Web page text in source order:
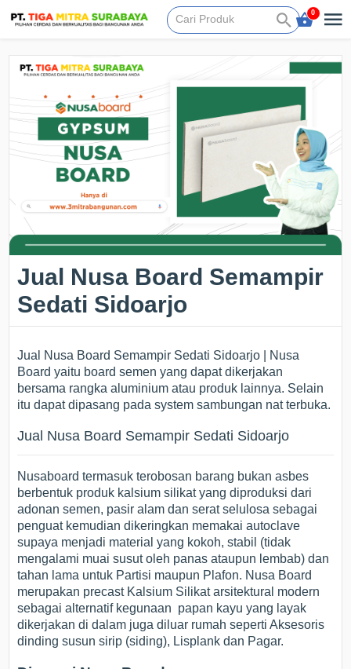
0
Jual Nusa Board Semampir
Sedati Sidoarjo
Jual Nusa Board Semampir Sedati Sidoarjo | Nusa
Board yaitu board semen yang dapat dikerjakan
bersama rangka aluminium atau produk lainnya. Selain
itu dapat dipasang pada system sambungan nat terbuka.
Jual Nusa Board Semampir Sedati Sidoarjo
Nusaboard termasuk terobosan barang bukan asbes
berbentuk produk kalsium silikat yang diproduksi dari
adonan semen, pasir alam dan serat selulosa sebagai
penguat kemudian dikeringkan memakai autoclave
supaya menjadi material yang kokoh, stabil (tidak
mengalami muai susut oleh panas ataupun lembab) dan
tahan lama untuk Partisi maupun Plafon. Nusa Board
merupakan precast Kalsium Silikat arsitektural modern
sebagai alternatif kegunaan papan kayu yang layak
dikerjakan di dalam juga diluar rumah seperti Aksesoris
dinding susun sirip (siding), Lisplank dan Pagar.